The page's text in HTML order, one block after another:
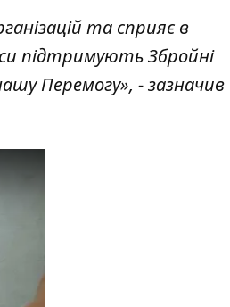
та сприяє в
підтримують Збройні
Перемогу», - зазначив